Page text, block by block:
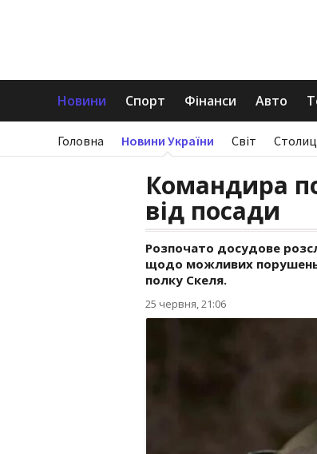
Новини Спорт Фінанси Авто
Головна Новини України Світ
Командира
від посади
Розпочато досудове
щодо можливих порушень
полку Скеля.
25 червня, 21:06